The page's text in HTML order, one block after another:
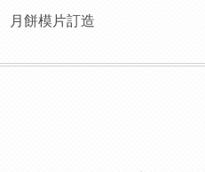
月餅模片訂造